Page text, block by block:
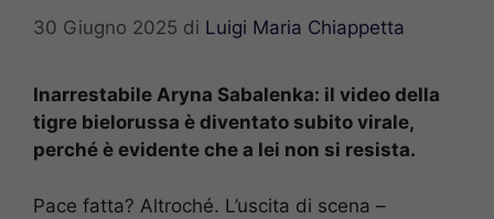
30 Giugno 2025 di Luigi Maria Chiappetta
Inarrestabile Aryna Sabalenka: il video della
tigre bielorussa è diventato subito virale,
perché è evidente che a lei non si resista.
Pace fatta? Altroché. L’uscita di scena –